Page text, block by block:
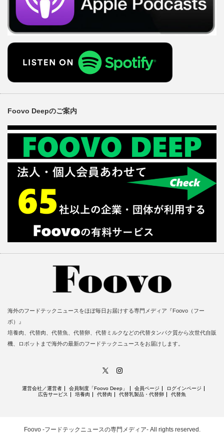
Foovo Deepのご案内
海外のフードテックニュースをほぼ毎日お届けする専門メディア『Foovo（フー
ボ）』
培養肉、代替肉、代替魚、代替卵、代替ミルクなどの代替タンパク質から次世代自販
機、ロボットまで海外の最新のフードテックニュースをお届けします。
運営会社／運営者 会員制度「Foovo Deep」 会員ページ
ログインページ
広告サービス
培養肉 代替肉 代替乳製品・代替卵 代替魚
Foovo -フードテックニュースの専門メディア-All rights reserved.